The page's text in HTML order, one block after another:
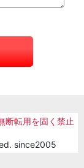
断転用を固く禁止
since2005